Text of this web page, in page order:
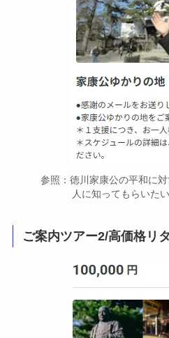
参照：徳川家康公の平和に
人に知ってもらいた
ご案内ツアー2/高価格リ